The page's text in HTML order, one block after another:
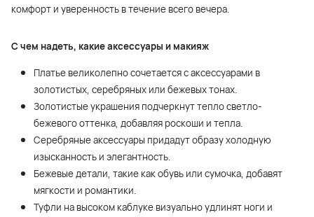
комфорт и уверенность в течение всего вечера.
С чем надеть, какие аксессуары и макияж
Платье великолепно сочетается с аксессуарами в
золотистых, серебряных или бежевых тонах.
Золотистые украшения подчеркнут тепло светло-
бежевого оттенка, добавляя роскоши и тепла.
Серебряные аксессуары придадут образу холодную
изысканность и элегантность.
Бежевые детали, такие как обувь или сумочка, добавят
мягкости и романтики.
Туфли на высоком каблуке визуально удлинят ноги и